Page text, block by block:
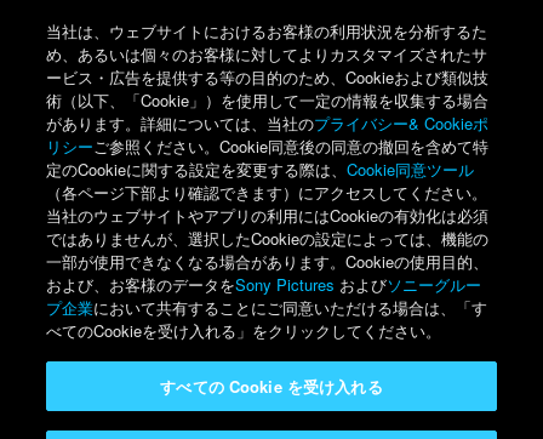
当社は、ウェブサイトにおけるお客様の利用状況を分析するた
め、あるいは個々のお客様に対してよりカスタマイズされたサ
ービス・広告を提供する等の目的のため、Cookieおよび類似技
術（以下、「Cookie」）を使用して一定の情報を収集する場合
があります。詳細については、当社のプライバシー& Cookieポ
リシーご参照ください。Cookie同意後の同意の撤回を含めて特
定のCookieに関する設定を変更する際は、Cookie同意ツール
（各ページ下部より確認できます）にアクセスしてください。
当社のウェブサイトやアプリの利用にはCookieの有効化は必須
ではありませんが、選択したCookieの設定によっては、機能の
一部が使用できなくなる場合があります。Cookieの使用目的、
および、お客様のデータをSony Pictures およびソニーグルー
プ企業において共有することにご同意いただける場合は、「す
べてのCookieを受け入れる」をクリックしてください。
すべての Cookie を受け入れる